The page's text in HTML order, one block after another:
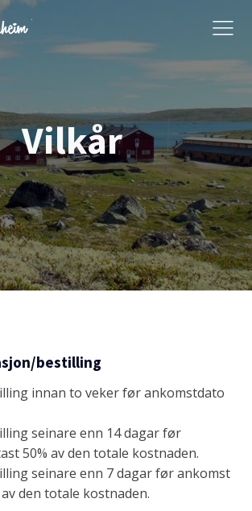
Vilkår
bestilling
innan to veker før ankomstdato
seinare enn 14 dagar før
50% av den totale kostnaden.
seinare enn 7 dagar før ankomst
den totale kostnaden.